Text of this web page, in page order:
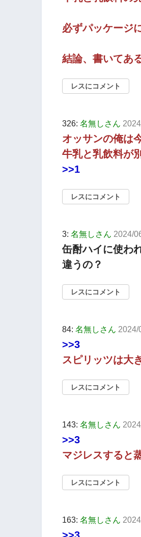
必ずパッケージ
結論、書いてあ
レスにコメント
326: 名無しさん
オッサンの俺は
牛乳と乳飲料が
>>1
レスにコメント
3: 名無しさん 2024/
缶酎ハイに使わ
違うの？
レスにコメント
84: 名無しさん 2024/
>>3
スピリッツは大
レスにコメント
143: 名無しさん
>>3
マジレスすると
レスにコメント
163: 名無しさん